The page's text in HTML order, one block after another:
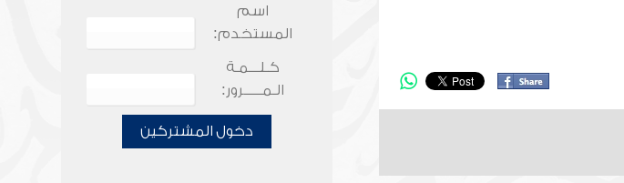
اسم
المستخدم:
كـلـــمـة
الـمـــــرور:
دخول المشتركين